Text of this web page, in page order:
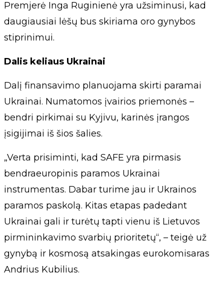
Premjerė Inga Ruginienė yra užsiminusi, kad
daugiausiai lėšų bus skiriama oro gynybos
stiprinimui.
Dalis keliaus Ukrainai
Dalį finansavimo planuojama skirti paramai
Ukrainai. Numatomos įvairios priemonės –
bendri pirkimai su Kyjivu, karinės įrangos
įsigijimai iš šios šalies.
„Verta prisiminti, kad SAFE yra pirmasis
bendraeuropinis paramos Ukrainai
instrumentas. Dabar turime jau ir Ukrainos
paramos paskolą. Kitas etapas padedant
Ukrainai gali ir turėtų tapti vienu iš Lietuvos
pirmininkavimo svarbių prioritetų“, – teigė už
gynybą ir kosmosą atsakingas eurokomisaras
Andrius Kubilius.